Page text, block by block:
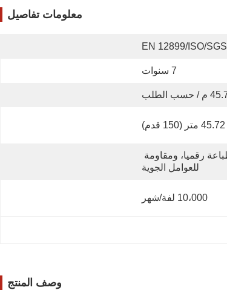
معلومات تفاصيل
EN 12899/ISO/SGS
7 سنوات
45.72 متر (150 قدم)
للعوامل الجوية
10،000 لفة/شهر
وصف المنتج